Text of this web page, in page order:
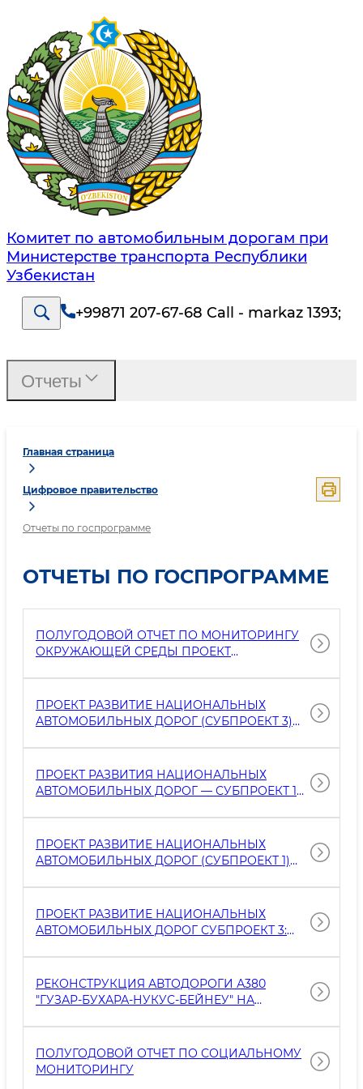
Комитет по автомобильным дорогам при
Министерстве транспорта Республики
Узбекистан
+99871 207-67-68 Call - markaz 1393;
Главная страница
Цифровое правительство
Отчеты по госпрограмме
ОТЧЕТЫ ПО ГОСПРОГРАММЕ
ПОЛУГОДОВОЙ ОТЧЕТ ПО МОНИТОРИНГУ
ОКРУЖАЮЩЕЙ СРЕДЫ ПРОЕКТ
АВТОМОБИЛЬНОЙ ДОРОГИ А-380 «ГУЗАР –
БУХАРА – НУКУС – БЕЙНЕУ» НА КМ 673–698
(25 КМ) С УСТРОЙСТВОМ
ЦЕМЕНТОБЕТОННОГО ПОКРЫТИЯ ПРИ
УЧАСТИИ АЗИАТСКОГО БАНКА РАЗВИТИЯ
ПРОЕКТ РАЗВИТИЕ НАЦИОНАЛЬНЫХ
АВТОМОБИЛЬНЫХ ДОРОГ (СУБПРОЕКТ 3)
АВТОМОБИЛЬНОЙ ДОРОГИ В БУХАРСКОЙ
ОБЛАСТИ OТЧЕТ ПО МОНИТОРИНГУ
ОКРУЖАЮЩЕЙ СРЕДЫ (ИЮЛЬ – ДЕКАБРЬ
ПРОЕКТ РАЗВИТИЯ НАЦИОНАЛЬНЫХ
АВТОМОБИЛЬНЫХ ДОРОГ — СУБПРОЕКТ 1
(ИЮЛЬ-ДЕКАБРЬ 2025 ГОДА)
ПРОЕКТ РАЗВИТИЕ НАЦИОНАЛЬНЫХ
АВТОМОБИЛЬНЫХ ДОРОГ (СУБПРОЕКТ 1)
СРЕДЫ (ИЮЛЬ – ДЕКАБРЬ 2025 Г.)
ПРОЕКТ РАЗВИТИЕ НАЦИОНАЛЬНЫХ
АВТОМОБИЛЬНЫХ ДОРОГ СУБПРОЕКТ 3:
ОКРУЖАЮЩЕЙ СРЕДЫ (ЯНВАРЬ–ИЮНЬ
2025 Г.)
РЕКОНСТРУКЦИЯ АВТОДОРОГИ А380
"ГУЗАР-БУХАРА-НУКУС-БЕЙНЕУ" НА
ЗЕМЕЛЬ И ПЕРЕСЕЛЕНИЯ
ПОЛУГОДОВОЙ ОТЧЕТ ПО СОЦИАЛЬНОМУ
МОНИТОРИНГУ
Отчеты